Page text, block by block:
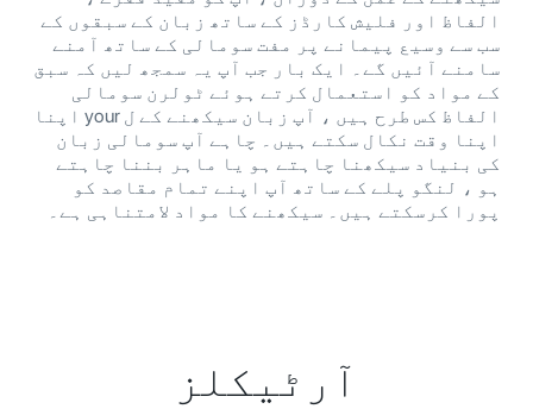
الفاظ اور فلیش کارڈز کے ساتھ زبان کے سبقوں کے
سب سے وسیع پیمانے پر مفت سومالی کے ساتھ آمنے
سامنے آئیں گے۔ ایک بار جب آپ یہ سمجھ لیں کہ سبق
کے مواد کو استعمال کرتے ہوئے ٹولرن سومالی
الفاظ کس طرح ہیں ، آپ زبان سیکھنے کے ل your اپنا
اپنا وقت نکال سکتے ہیں۔ چاہے آپ سومالی زبان
کی بنیاد سیکھنا چاہتے ہو یا ماہر بننا چاہتے
ہو ، لنگو پلے کے ساتھ آپ اپنے تمام مقاصد کو
پورا کرسکتے ہیں۔ سیکھنے کا مواد لامتناہی ہے۔
آرٹیکلز